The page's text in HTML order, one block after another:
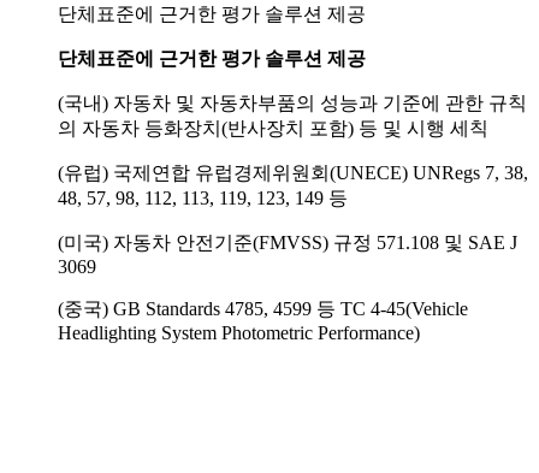
단체표준에 근거한 평가 솔루션 제공
단체표준에 근거한 평가 솔루션 제공
(국내) 자동차 및 자동차부품의 성능과 기준에 관한 규칙
의 자동차 등화장치(반사장치 포함) 등 및 시행 세칙
(유럽) 국제연합 유럽경제위원회(UNECE) UNRegs 7, 38,
48, 57, 98, 112, 113, 119, 123, 149 등
(미국) 자동차 안전기준(FMVSS) 규정 571.108 및 SAE J
3069
(중국) GB Standards 4785, 4599 등 TC 4-45(Vehicle
Headlighting System Photometric Performance)